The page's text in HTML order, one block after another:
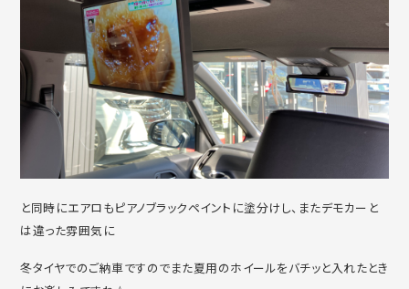
と同時にエアロもピアノブラックペイントに塗分けし、またデモカーと
は違った雰囲気に
冬タイヤでのご納車ですのでまた夏用のホイールをバチッと入れたとき